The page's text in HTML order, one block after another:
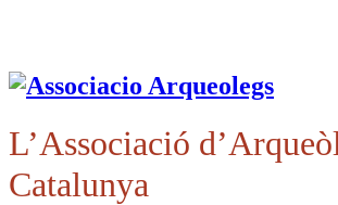
L’Associació
Catalunya